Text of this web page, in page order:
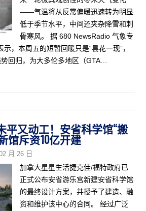
——气温将从反常偏暖迅速转为明显
低于季节水平，中间还夹杂降雪和刺
骨寒风。 据 680 NewsRadio 气象专
，本周五的短暂回暖只是“昙花一现”，
回归，为大多伦多地区（GTA…
平又动工！安省科学馆“搬
馆斥资10亿开建
月 26 日
加拿大星星生活捷克佳/福特政府已
正式公布安省游乐宫新建安省科学馆
的最终设计方案，并授予了建造、融
资和维护该中心的合同。 经过广泛